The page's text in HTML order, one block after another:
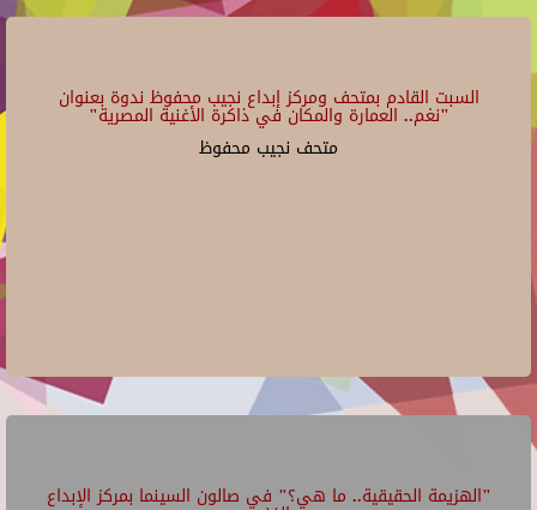
السبت القادم بمتحف ومركز إبداع نجيب محفوظ ندوة بعنوان
"نغم.. العمارة والمكان في ذاكرة الأغنية المصرية"
متحف نجيب محفوظ
"الهزيمة الحقيقية.. ما هي؟" في صالون السينما بمركز الإبداع